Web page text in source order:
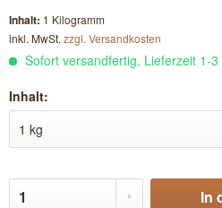
Inhalt: 1 Kilogramm
inkl. MwSt. zzgl. Versandkosten
Sofort versandfertig, Lieferzeit 1-3
Inhalt:
In